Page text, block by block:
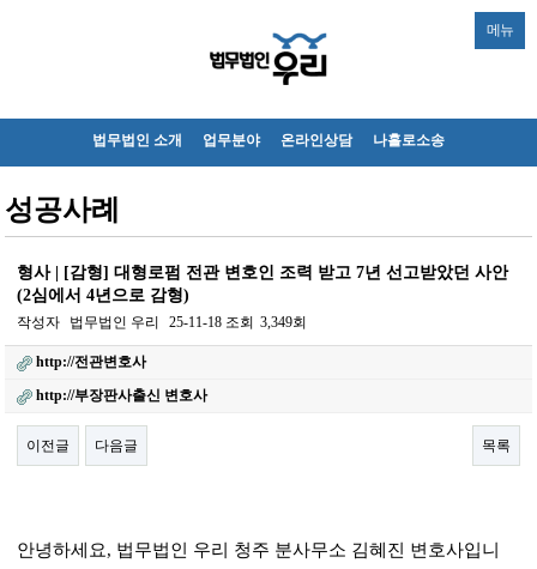
메뉴
법무법인 소개 업무분야 온라인상담 나홀로소송
성공사례
형사 | [감형] 대형로펌 전관 변호인 조력 받고 7년 선고받았던 사안
(2심에서 4년으로 감형)
작성자 법무법인 우리 25-11-18 조회 3,349회
http://전관변호사
http://부장판사출신 변호사
이전글 다음글 목록
안녕하세요, 법무법인 우리 청주 분사무소 김혜진 변호사입니